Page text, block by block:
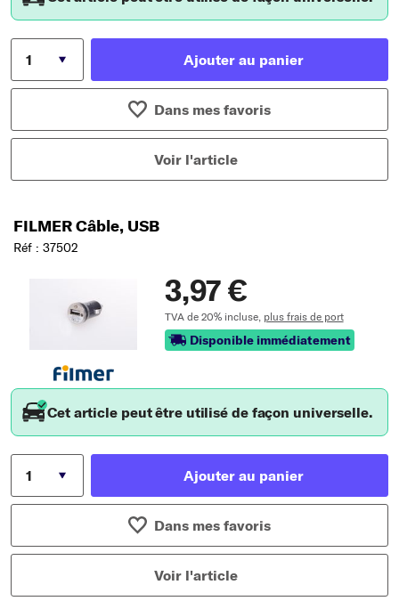
Ajouter au panier
Dans mes favoris
Voir l'article
FILMER Câble, USB
Réf : 37502
3,97 €
TVA de 20% incluse, plus frais de port
Disponible immédiatement
Cet article peut être utilisé de façon universelle.
Ajouter au panier
Dans mes favoris
Voir l'article